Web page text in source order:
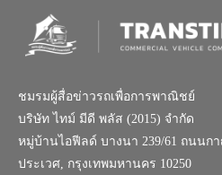
ชมรมผู้สื่อข่าวรถเพื่อการพาณิชย์
บริษัท ไทม์ มีดี พลัส (2015) จำกัด
หมู่บ้านไอฟีลด์ บางนา 239/61 ถนนก
ประเวศ, กรุงเทพมหานคร 10250